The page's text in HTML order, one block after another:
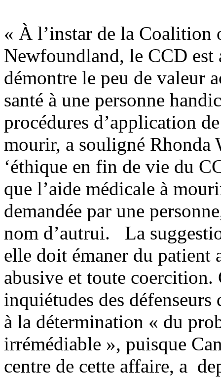
« À l’instar de la
Newfoundland, le CCD est
démontre le peu de valeur
santé à une personne
procédures d’application
mourir, a souligné Rhonda
‘éthique en fin de vie du
que l’aide médicale à
demandée par une
nom d’autrui. La
elle doit émaner du
abusive et toute coercition.
inquiétudes des défenseurs
à la détermination « du
irrémédiable », puisque
centre de cette affaire, a